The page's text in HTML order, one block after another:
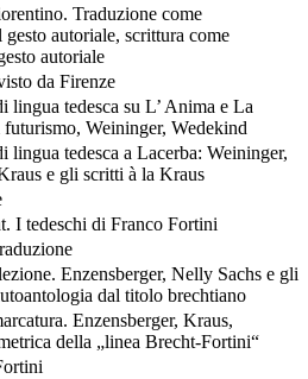
Traduzione come
autoriale, scrittura come
autoriale
da Firenze
lingua tedesca su L’ Anima e La
Weininger, Wedekind
lingua tedesca a Lacerba: Weininger,
e gli scritti à la Kraus
I tedeschi di Franco Fortini
Enzensberger, Nelly Sachs e gli
dal titolo brechtiano
Enzensberger, Kraus,
della „linea Brecht-Fortini“